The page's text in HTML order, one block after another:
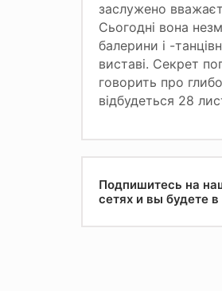
заслужено
Сьогодні вона
балерини і -
виставі. Секрет
говорить про
відбудеться 28
Подпишитесь на
сетях и вы будете